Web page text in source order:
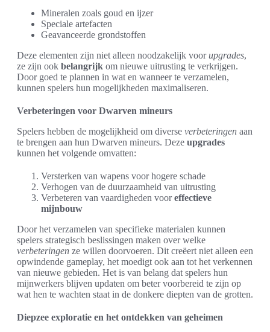
Mineralen zoals goud en ijzer
Speciale artefacten
Geavanceerde grondstoffen
Deze elementen zijn niet alleen noodzakelijk voorupgrades,
ze zijn ook belangrijk om nieuwe uitrusting te verkrijgen.
Door goed te plannen in wat en wanneer te verzamelen,
kunnen spelers hun mogelijkheden maximaliseren.
Verbeteringen voor Dwarven mineurs
Spelers hebben de mogelijkheid om diverse verbeteringen aan
te brengen aan hun Dwarven mineurs. Deze upgrades
kunnen het volgende omvatten:
Versterken van wapens voor hogere schade
Verhogen van de duurzaamheid van uitrusting
Verbeteren van vaardigheden vooreffectieve
mijnbouw
Door het verzamelen van specifieke materialen kunnen
spelers strategisch beslissingen maken over welke
verbeteringen ze willen doorvoeren. Dit creëert niet alleen een
opwindende gameplay, het moedigt ook aan tot het verkennen
van nieuwe gebieden. Het is van belang dat spelers hun
mijnwerkers blijven updaten om beter voorbereid te zijn op
wat hen te wachten staat in de donkere diepten van de grotten.
Diepzee exploratie en het ontdekken van geheimen